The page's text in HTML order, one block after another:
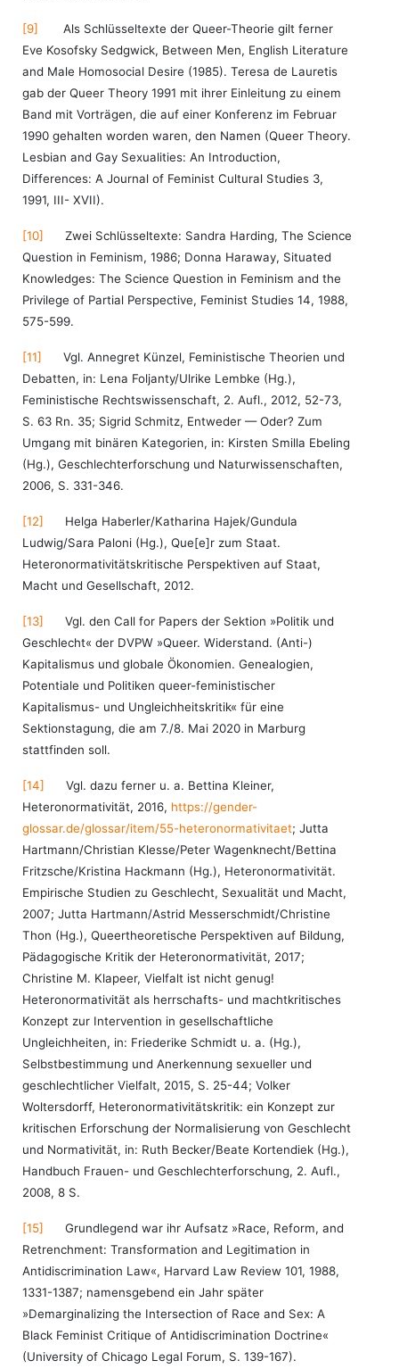
[9]
Als Schlüsseltexte der Queer-Theorie gilt ferner
Eve Kosofsky Sedgwick, Between Men, English Literature
and Male Homosocial Desire (1985). Teresa de Lauretis
gab der Queer Theory 1991 mit ihrer Einleitung zu einem
Band mit Vorträgen, die auf einer Konferenz im Februar
1990 gehalten worden waren, den Namen (Queer Theory.
Lesbian and Gay Sexualities: An Introduction,
Differences: A Journal of Feminist Cultural Studies 3,
1991, III- XVII).
[10]
Zwei Schlüsseltexte: Sandra Harding, The Science
Question in Feminism, 1986; Donna Haraway, Situated
Knowledges: The Science Question in Feminism and the
Privilege of Partial Perspective, Feminist Studies 14, 1988,
575-599.
[11]
Vgl. Annegret Künzel, Feministische Theorien und
Debatten, in: Lena Foljanty/Ulrike Lembke (Hg.),
Feministische Rechtswissenschaft, 2. Aufl., 2012, 52-73,
S. 63 Rn. 35; Sigrid Schmitz, Entweder — Oder? Zum
Umgang mit binären Kategorien, in: Kirsten Smilla Ebeling
(Hg.), Geschlechterforschung und Naturwissenschaften,
2006, S. 331-346.
[12]
Helga Haberler/Katharina Hajek/Gundula
Ludwig/Sara Paloni (Hg.), Que[e]r zum Staat.
Heteronormativitätskritische Perspektiven auf Staat,
Macht und Gesellschaft, 2012.
[13]
Vgl. den Call for Papers der Sektion »Politik und
Geschlecht« der DVPW »Queer. Widerstand. (Anti-)
Kapitalismus und globale Ökonomien. Genealogien,
Potentiale und Politiken queer-feministischer
Kapitalismus- und Ungleichheitskritik« für eine
Sektionstagung, die am 7./8. Mai 2020 in Marburg
stattfinden soll.
[14]
Vgl. dazu ferner u. a. Bettina Kleiner,
Heteronormativität, 2016, https://gender-
glossar.de/glossar/item/55-heteronormativitaet; Jutta
Hartmann/Christian Klesse/Peter Wagenknecht/Bettina
Fritzsche/Kristina Hackmann (Hg.), Heteronormativität.
Empirische Studien zu Geschlecht, Sexualität und Macht,
2007; Jutta Hartmann/Astrid Messer­schmidt/Christine
Thon (Hg.), Queertheoretische Perspektiven auf Bildung,
Pädagogische Kritik der Heteronormativität, 2017;
Christine M. Klapeer, Vielfalt ist nicht genug!
Heteronormativität als herrschafts- und machtkritisches
Konzept zur Intervention in gesellschaftliche
Ungleichheiten, in: Friederike Schmidt u. a. (Hg.),
Selbstbestimmung und Anerkennung sexueller und
geschlechtlicher Vielfalt, 2015, S. 25-44; Volker
Woltersdorff, Heteronormativitätskritik: ein Konzept zur
kritischen Erforschung der Normalisierung von Geschlecht
und Normativität, in: Ruth Becker/Beate Kortendiek (Hg.),
Handbuch Frauen- und Geschlechterforschung, 2. Aufl.,
2008, 8 S.
[15]
Grundlegend war ihr Aufsatz »Race, Reform, and
Retrenchment: Transformation and Legitimation in
Antidiscrimination Law«, Harvard Law Review 101, 1988,
1331-1387; namensgebend ein Jahr später
»Demarginalizing the Intersection of Race and Sex: A
Black Feminist Critique of Antidiscrimination Doctrine«
(University of Chicago Legal Forum, S. 139-167).